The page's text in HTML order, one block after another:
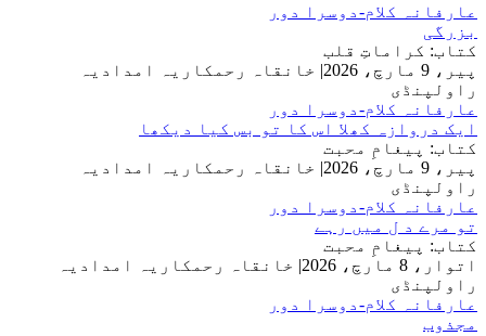
عارفانہ کلام-دوسرا دور
بزرگی
کتاب: کراماتِ قلب
پیر، 9 مارچ، 2026
| خانقاہ رحمکاریہ امدادیہ
راولپنڈی
عارفانہ کلام-دوسرا دور
ایک دروازہ کھلا اس کا تو بس کیا دیکھا
کتاب: پیغامِ محبت
پیر، 9 مارچ، 2026
| خانقاہ رحمکاریہ امدادیہ
راولپنڈی
عارفانہ کلام-دوسرا دور
تو مرے د ل میں رہے
کتاب: پیغامِ محبت
اتوار، 8 مارچ، 2026
| خانقاہ رحمکاریہ امدادیہ
راولپنڈی
عارفانہ کلام-دوسرا دور
مجذوب